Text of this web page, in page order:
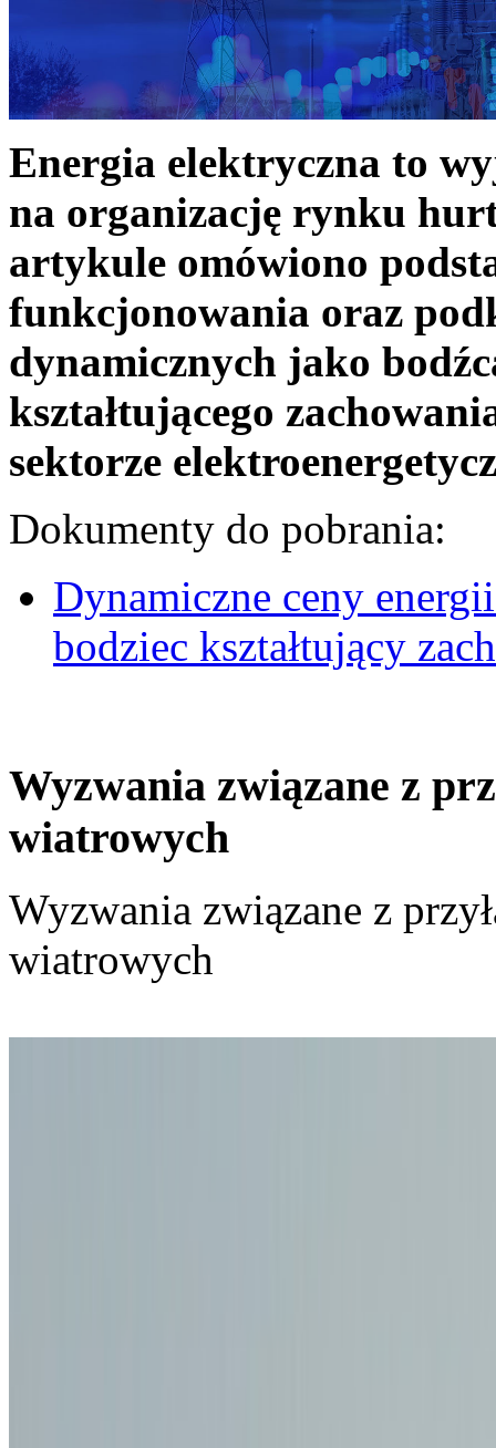
Energia elektryczna to
na organizację rynku
artykule omówiono
funkcjonowania oraz
dynamicznych jako
kształtującego
sektorze
Dokumenty do pobrania:
Dynamiczne ceny
bodziec kształtujący
Wyzwania związane z
wiatrowych
Wyzwania związane z
wiatrowych